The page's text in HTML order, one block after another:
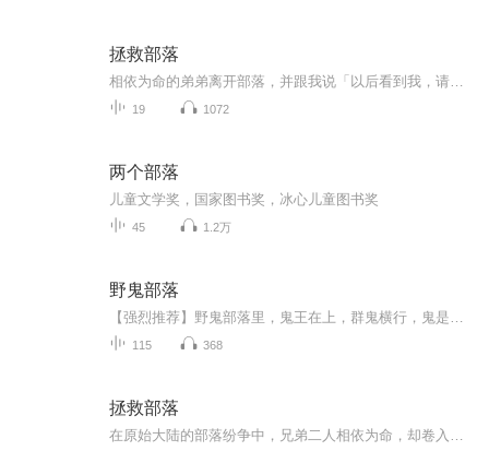
拯救部落
19 1072
两个部落
儿童文学奖，国家图书奖，冰心儿童图书奖
45 1.2万
野鬼部落
115 368
拯救部落